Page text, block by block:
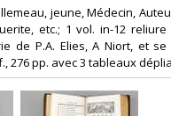
jeune, Médecin,
etc.; 1 vol. in-12
de P.A. Elies, A Niort, et
276 pp. avec 3 tableaux